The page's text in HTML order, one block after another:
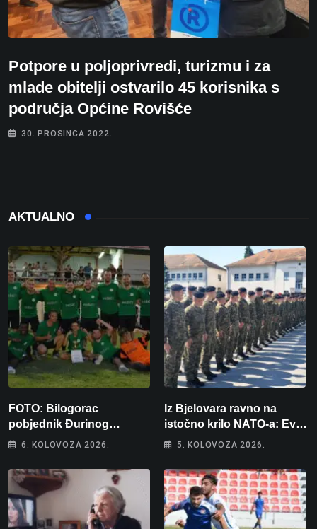
Potpore u poljoprivredi, turizmu i za
mlade obitelji ostvarilo 45 korisnika s
područja Općine Rovišće
30. PROSINCA 2022.
AKTUALNO
FOTO: Bilogorac
pobjednik Đurinog
memorijala
6. KOLOVOZA 2026.
Iz Bjelovara ravno na
istočno krilo NATO-a: Evo
kamo odlazi 82 hrvatska
5. KOLOVOZA 2026.